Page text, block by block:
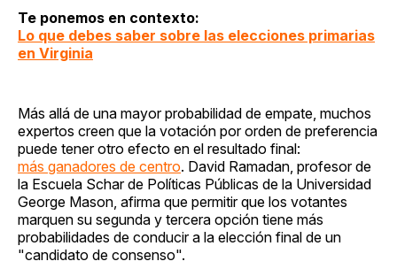
Te ponemos en contexto:
Lo que debes saber sobre las elecciones primarias
en Virginia
Más allá de una mayor probabilidad de empate, muchos
expertos creen que la votación por orden de preferencia
puede tener otro efecto en el resultado final:
más ganadores de centro. David Ramadan, profesor de
la Escuela Schar de Políticas Públicas de la Universidad
George Mason, afirma que permitir que los votantes
marquen su segunda y tercera opción tiene más
probabilidades de conducir a la elección final de un
"candidato de consenso".